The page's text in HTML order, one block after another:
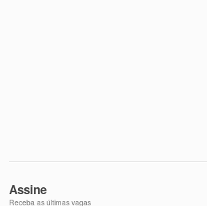
Assine
Receba as últimas vagas